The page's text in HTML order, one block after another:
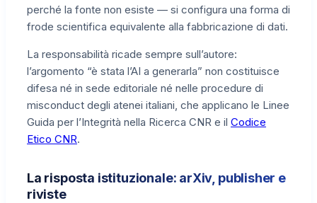
perché la fonte non esiste — si configura una forma di
frode scientifica equivalente alla fabbricazione di dati.
La responsabilità ricade sempre sull’autore:
l’argomento “è stata l’AI a generarla” non costituisce
difesa né in sede editoriale né nelle procedure di
misconduct degli atenei italiani, che applicano le Linee
Guida per l’Integrità nella Ricerca CNR e il Codice
Etico CNR.
La risposta istituzionale: arXiv, publisher e
riviste